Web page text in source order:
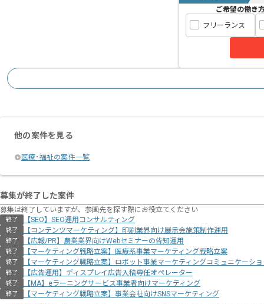
ご希望の働き
フリーランス
他の案件を見る
医療･福祉の案件一覧
募集が終了した案件
募集は終了していますが、参画先を探す際にお役立てください
終了 【SEO】SEO運用コンサルティング
終了 【コンテンツマーケティング】印刷業界向け展示会施策制作運用
終了 【広報/PR】農業業界向けWebセミナーの告知運用
終了 【マーケティング戦略立案】医療系事業マーケティング戦略立案
終了 【マーケティング戦略立案】ロボット事業マーケティングコミュニケーシ
終了 【広告運用】ディスプレイ広告入稿専任オペレーター
終了 【MA】eラーニングサービス事業者向けマーケティング
終了
【マーケティング戦略立案】事業会社向けSNSマーケティング